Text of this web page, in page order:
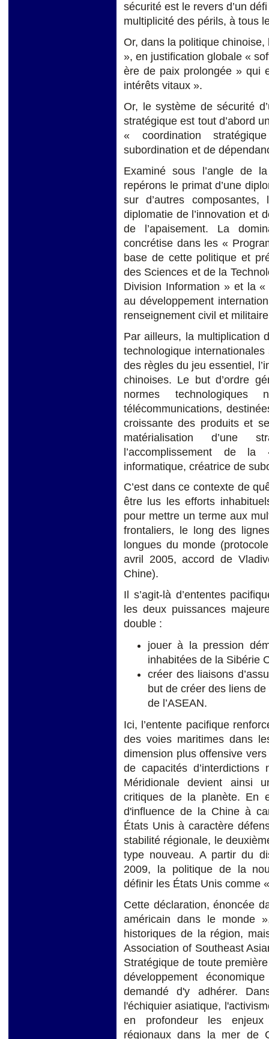
sécurité est le revers d’un
multiplicité des périls, à tous
Or, dans la politique chinoise,
», en justification globale «
ère de paix prolongée » qui
intérêts vitaux ».
Or, le système de sécurité
stratégique est tout d’abord
« coordination
subordination et de
Examiné sous l’angle de
repérons le primat d’une
sur d’autres
diplomatie de l’innovation et
de l’apaisement. La
concrétise dans les «
base de cette politique et
des Sciences et de la
Division Information » et la
au développement
renseignement civil et
Par ailleurs, la multiplication
technologique
des règles du jeu essentiel,
chinoises. Le but d’ordre
normes
télécommunications,
croissante des produits et
matérialisation d’une
l’accomplissement de
informatique, créatrice de
C’est dans ce contexte de
être lus les efforts
pour mettre un terme aux
frontaliers, le long des
longues du monde
avril 2005, accord de
Chine).
Il s’agit-là d’ententes
les deux puissances
double :
jouer à la pression
inhabitées de la Sibérie
créer des liaisons
but de créer des liens
de l’ASEAN.
Ici, l’entente pacifique
des voies maritimes dans
dimension plus offensive
de capacités
Méridionale devient ainsi
critiques de la planète. En
d'influence de la Chine à
États Unis à caractère
stabilité régionale, le
type nouveau. A partir du
2009, la politique de la
définir les États Unis comme
Cette déclaration, énoncée
américain dans le monde
historiques de la région,
Association of Southeast
Stratégique de toute
développement
demandé d'y adhérer.
l'échiquier asiatique,
en profondeur les enjeux
régionaux dans la mer de